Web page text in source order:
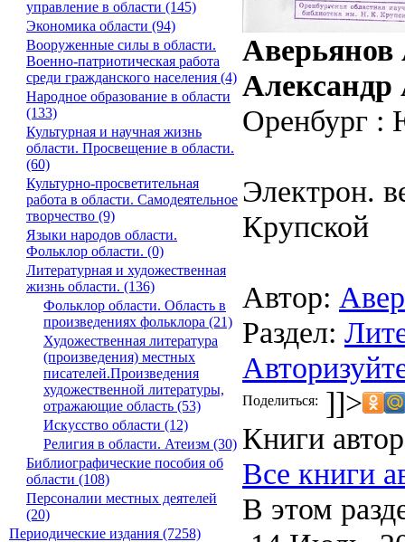
управление в области (145)
Экономика области (94)
Вооруженные силы в области.
Военно-патриотическая работа
среди гражданского населения (4)
Народное образование в области
(133)
Культурная и научная жизнь
области. Просвещение в области.
(60)
Культурно-просветительная
работа в области. Самодеятельное
творчество (9)
Языки народов области.
Фольклор области. (0)
Литературная и художественная
жизнь области. (136)
Фольклор области. Область в
произведениях фольклора (21)
Художественная литература
(произведения) местных
писателей.Произведения
художественной литературы,
отражающие область (53)
Искусство области (12)
Религия в области. Атеизм (30)
Библиографические пособия об
области (108)
Персоналии местных деятелей
(20)
Периодические издания (7258)
Аверьянов
Александр
Оренбург :
Электрон.
Крупской
Автор:
Раздел:
Поделиться: ]]>
Книги
Все книги
В этом